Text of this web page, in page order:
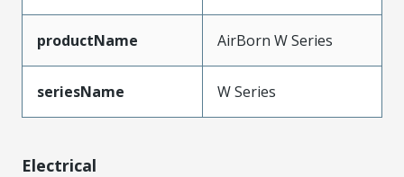
productName AirBorn W Series
seriesName W Series
Electrical